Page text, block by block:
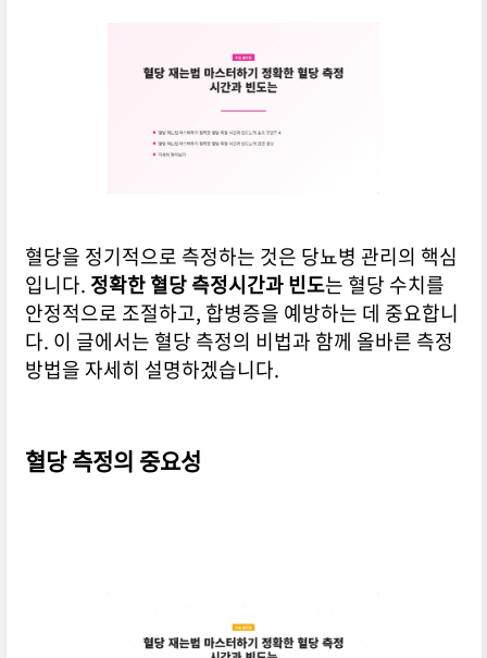
혈당을 정기적으로 측정하는 것은 당뇨병 관리의 핵심
입니다. 정확한 혈당 측정시간과 빈도는 혈당 수치를
안정적으로 조절하고, 합병증을 예방하는 데 중요합니
다. 이 글에서는 혈당 측정의 비법과 함께 올바른 측정
방법을 자세히 설명하겠습니다.
혈당 측정의 중요성